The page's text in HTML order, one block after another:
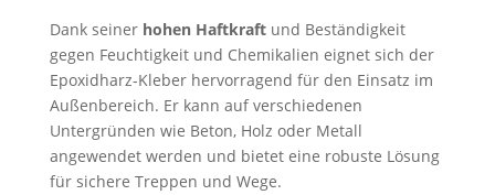
Dank seiner hohen Haftkraftund Beständigkeit
gegen Feuchtigkeit und Chemikalien eignet sich der
Epoxidharz-Kleber hervorragend für den Einsatz im
Außenbereich. Er kann auf verschiedenen
Untergründen wie Beton, Holz oder Metall
angewendet werden und bietet eine robuste Lösung
für sichere Treppen und Wege.